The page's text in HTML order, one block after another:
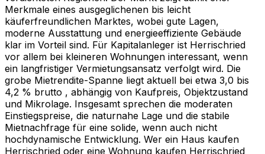
Merkmale eines ausgeglichenen bis leicht
käuferfreundlichen Marktes, wobei gute Lagen,
moderne Ausstattung und energieeffiziente Gebäude
klar im Vorteil sind. Für Kapitalanleger ist Herrischried
vor allem bei kleineren Wohnungen interessant, wenn
ein langfristiger Vermietungsansatz verfolgt wird. Die
grobe Mietrendite-Spanne liegt aktuell bei etwa 3,0 bis
4,2 % brutto , abhängig von Kaufpreis, Objektzustand
und Mikrolage. Insgesamt sprechen die moderaten
Einstiegspreise, die naturnahe Lage und die stabile
Mietnachfrage für eine solide, wenn auch nicht
hochdynamische Entwicklung. Wer ein Haus kaufen
Herrischried oder eine Wohnung kaufen Herrischried